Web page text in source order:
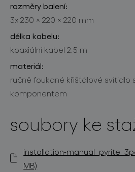
rozměry balení:
3x 230 × 220 × 220 mm
délka kabelu:
koaxiální kabel 2,5 m
materiál:
ručně foukané křišťálové svítidlo
komponentem
soubory ke
installation-
MB)